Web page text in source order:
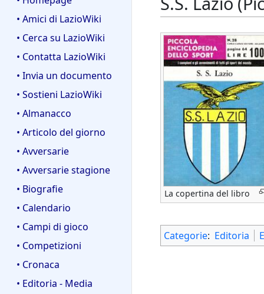
• Amici di LazioWiki
• Cerca su LazioWiki
• Contatta LazioWiki
• Invia un documento
• Sostieni LazioWiki
• Almanacco
• Articolo del giorno
• Avversarie
• Avversarie stagione
• Biografie
• Calendario
• Campi di gioco
• Competizioni
• Cronaca
• Editoria - Media
La copertina del libro
Categorie: Editoria